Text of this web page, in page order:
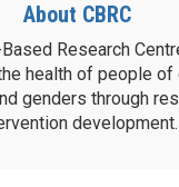
About CBRC
Research
health of people of
genders through
development.